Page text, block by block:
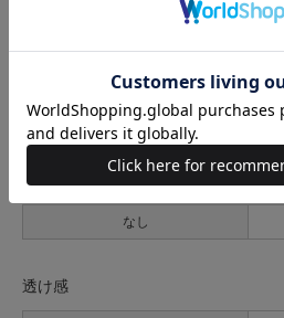
薄手 普通
裏地
なし
透け感